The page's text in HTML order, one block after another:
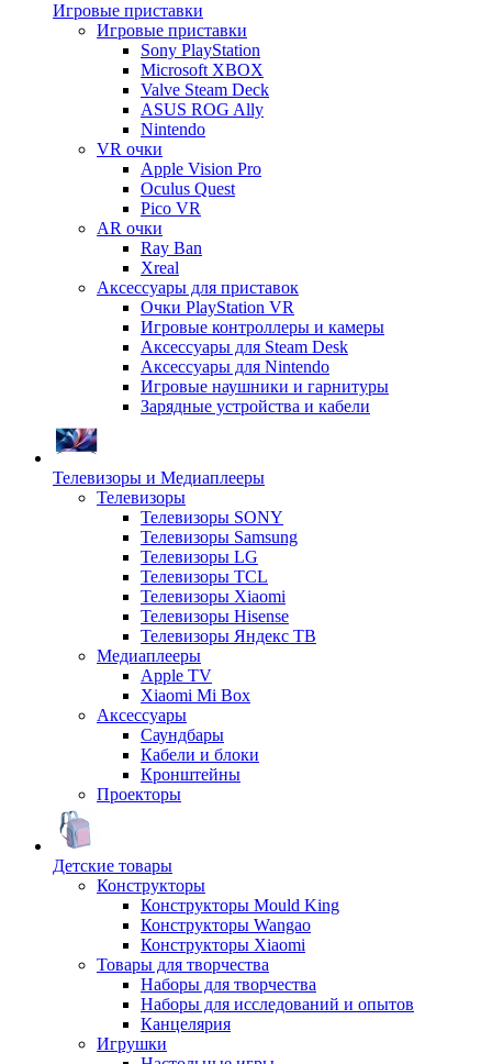
Игровые приставки
Игровые приставки
Sony PlayStation
Microsoft XBOX
Valve Steam Deck
ASUS ROG Ally
Nintendo
VR очки
Apple Vision Pro
Oculus Quest
Pico VR
AR очки
Ray Ban
Xreal
Аксессуары для приставок
Очки PlayStation VR
Игровые контроллеры и камеры
Аксессуары для Steam Desk
Аксессуары для Nintendo
Игровые наушники и гарнитуры
Зарядные устройства и кабели
Телевизоры и Медиаплееры
Телевизоры
Телевизоры SONY
Телевизоры Samsung
Телевизоры LG
Телевизоры TCL
Телевизоры Xiaomi
Телевизоры Hisense
Телевизоры Яндекс ТВ
Медиаплееры
Apple TV
Xiaomi Mi Box
Аксессуары
Саундбары
Кабели и блоки
Кронштейны
Проекторы
Детские товары
Конструкторы
Конструкторы Mould King
Конструкторы Wangao
Конструкторы Xiaomi
Товары для творчества
Наборы для творчества
Наборы для исследований и опытов
Канцелярия
Игрушки